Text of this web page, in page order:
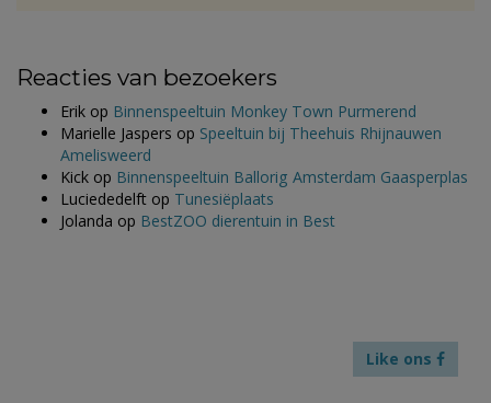
Reacties van bezoekers
Erik op Binnenspeeltuin Monkey Town Purmerend
Marielle Jaspers op Speeltuin bij Theehuis Rhijnauwen
Amelisweerd
Kick op Binnenspeeltuin Ballorig Amsterdam Gaasperplas
Luciededelft op Tunesiëplaats
Jolanda op BestZOO dierentuin in Best
Like ons